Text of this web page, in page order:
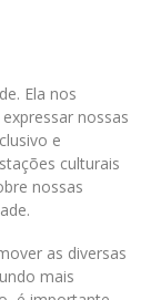
Ela nos
nossas
e
culturais
nossas
as diversas
mais